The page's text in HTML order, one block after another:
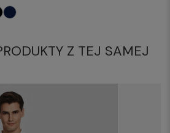
Z TEJ SAMEJ